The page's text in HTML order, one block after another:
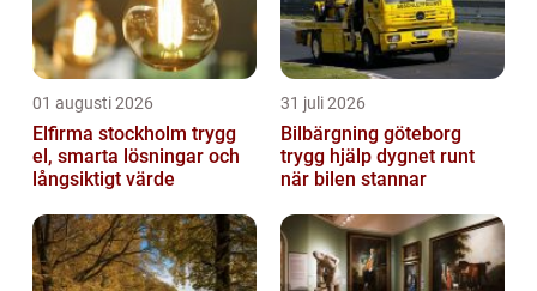
01 augusti 2026
Elfirma stockholm trygg
el, smarta lösningar och
långsiktigt värde
31 juli 2026
Bilbärgning göteborg
trygg hjälp dygnet runt
när bilen stannar